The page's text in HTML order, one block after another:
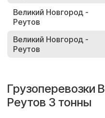
Великий Новгород -
Реутов
Великий Новгород -
Реутов
Грузоперевозки
Реутов 3 тонны